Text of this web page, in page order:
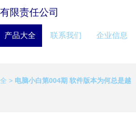
限责任公司
产品大全 联系我们 企业信息
> 电脑小白第004期 软件版本为何总是越